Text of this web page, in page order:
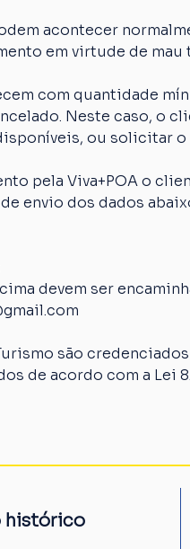
acontecer
em virtude de
com quantidade
Neste caso, o
ou solicitar
pela Viva+POA o
envio dos dados
devem ser
são
de acordo com a Lei
histórico